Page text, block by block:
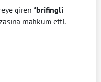
giren “brifingli
mahkum etti.